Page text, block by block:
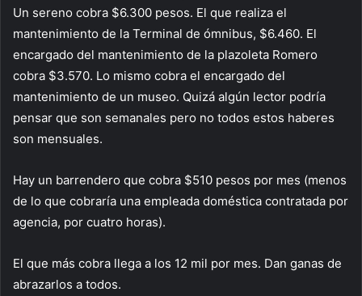
Un sereno cobra $6.300 pesos. El que realiza el
mantenimiento de la Terminal de ómnibus, $6.460. El
encargado del mantenimiento de la plazoleta Romero
cobra $3.570. Lo mismo cobra el encargado del
mantenimiento de un museo. Quizá algún lector podría
pensar que son semanales pero no todos estos haberes
son mensuales.
Hay un barrendero que cobra $510 pesos por mes (menos
de lo que cobraría una empleada doméstica contratada por
agencia, por cuatro horas).
El que más cobra llega a los 12 mil por mes. Dan ganas de
abrazarlos a todos.